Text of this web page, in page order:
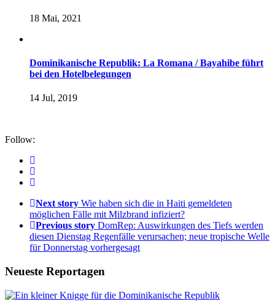
18 Mai, 2021
Dominikanische Republik: La Romana / Bayahibe führt
bei den Hotelbelegungen
14 Jul, 2019
Follow:
Next story Wie haben sich die in Haiti gemeldeten
möglichen Fälle mit Milzbrand infiziert?
Previous story DomRep: Auswirkungen des Tiefs werden
diesen Dienstag Regenfälle verursachen; neue tropische Welle
für Donnerstag vorhergesagt
Neueste Reportagen